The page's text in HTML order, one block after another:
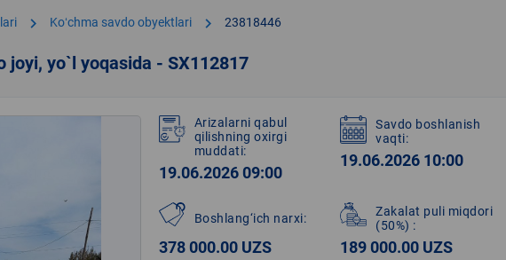
chevron_right Koʻchma savdo obyektlari chevron_right 23818446
joyi, yo`l yoqasida - SX112817
Arizalarni qabul
qilishning oxirgi
muddati:
19.06.2026 09:00
Savdo boshlanish
vaqti:
19.06.2026 10:00
Boshlang‘ich narxi:
378 000.00 UZS
Zakalat puli miqdori
(50%) :
189 000.00 UZS